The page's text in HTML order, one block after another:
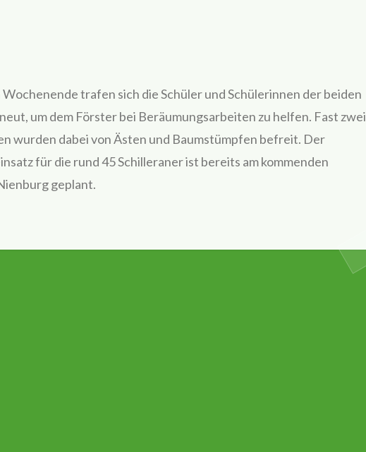
trafen sich die Schüler und Schülerinnen der beiden
um dem Förster bei Beräumungsarbeiten zu helfen. Fast zwei
wurden dabei von Ästen und Baumstümpfen befreit. Der
für die rund 45 Schilleraner ist bereits am kommenden
geplant.